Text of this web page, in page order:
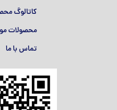
کاتالوگ
محصولات
تماس با ما